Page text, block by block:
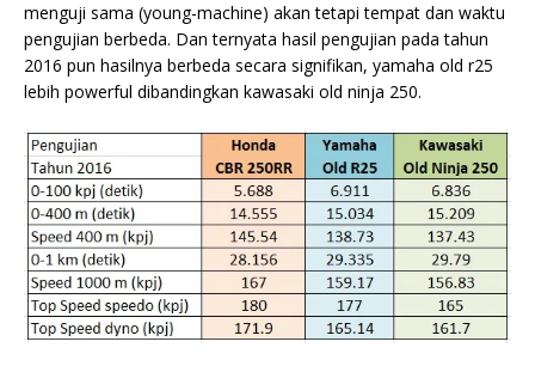
menguji sama (young-machine) akan tetapi tempat dan waktu
pengujian berbeda. Dan ternyata hasil pengujian pada tahun
2016 pun hasilnya berbeda secara signifikan, yamaha old r25
lebih powerful dibandingkan kawasaki old ninja 250.